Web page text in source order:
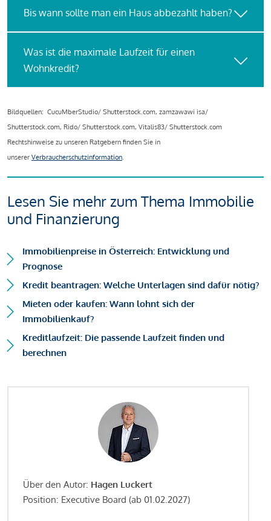
Bis wann sollte man ein Haus abbezahlt haben?
Was ist die maximale Laufzeit für einen
Wohnkredit?
Bildquellen: CucuMberStudio/ Shutterstock.com, zamzawawi isa/
Shutterstock.com, Rido/ Shutterstock.com, Vitalis83/ Shutterstock.com
Rechtshinweise zu unseren Ratgebern finden Sie in
unserer Verbraucherschutzinformation.
Lesen Sie mehr zum Thema Immobilie
und Finanzierung
Immobilienpreise in Österreich: Entwicklung und
Prognose
Kredit beantragen: Welche Unterlagen sind dafür nötig?
Mieten oder kaufen: Wann lohnt sich der
Immobilienkauf?
Kreditlaufzeit: Die passende Laufzeit finden und
berechnen
Über den Autor: Hagen Luckert
Position: Executive Board (ab 01.02.2027)